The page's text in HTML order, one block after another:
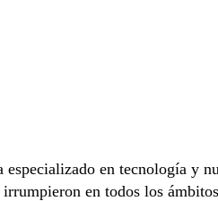
especializado en tecnología y
irrumpieron en todos los